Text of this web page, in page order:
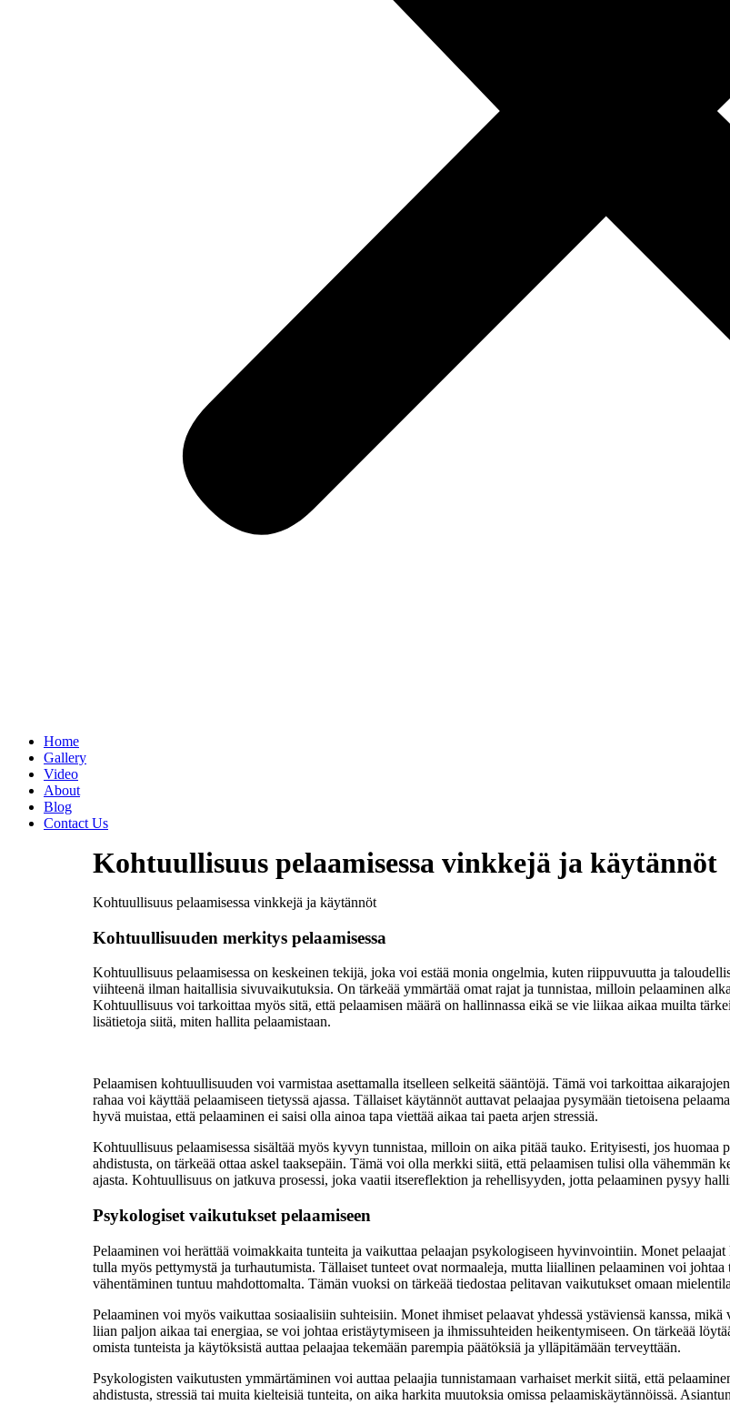
Home
Gallery
Video
About
Blog
Contact Us
Kohtuullisuus pelaamisessa vinkkejä ja käytännöt
Kohtuullisuus pelaamisessa vinkkejä ja käytännöt
Kohtuullisuuden merkitys pelaamisessa
Kohtuullisuus pelaamisessa on keskeinen tekijä, joka voi estää monia ongelmia, kuten riippuvuutta ja
viihteenä ilman haitallisia sivuvaikutuksia. On tärkeää ymmärtää omat rajat ja tunnistaa, milloin pelaaminen
Kohtuullisuus voi tarkoittaa myös sitä, että pelaamisen määrä on hallinnassa eikä se vie liikaa aikaa muilta
lisätietoja siitä, miten hallita pelaamistaan.
Pelaamisen kohtuullisuuden voi varmistaa asettamalla itselleen selkeitä sääntöjä. Tämä voi tarkoittaa
rahaa voi käyttää pelaamiseen tietyssä ajassa. Tällaiset käytännöt auttavat pelaajaa pysymään tietoisena
hyvä muistaa, että pelaaminen ei saisi olla ainoa tapa viettää aikaa tai paeta arjen stressiä.
Kohtuullisuus pelaamisessa sisältää myös kyvyn tunnistaa, milloin on aika pitää tauko. Erityisesti, jos huomaa
ahdistusta, on tärkeää ottaa askel taaksepäin. Tämä voi olla merkki siitä, että pelaamisen tulisi olla vähemmän
ajasta. Kohtuullisuus on jatkuva prosessi, joka vaatii itsereflektion ja rehellisyyden, jotta pelaaminen pysyy
Psykologiset vaikutukset pelaamiseen
Pelaaminen voi herättää voimakkaita tunteita ja vaikuttaa pelaajan psykologiseen hyvinvointiin. Monet
tulla myös pettymystä ja turhautumista. Tällaiset tunteet ovat normaaleja, mutta liiallinen pelaaminen voi
vähentäminen tuntuu mahdottomalta. Tämän vuoksi on tärkeää tiedostaa pelitavan vaikutukset omaan
Pelaaminen voi myös vaikuttaa sosiaalisiin suhteisiin. Monet ihmiset pelaavat yhdessä ystäviensä kanssa,
liian paljon aikaa tai energiaa, se voi johtaa eristäytymiseen ja ihmissuhteiden heikentymiseen. On tärkeää
omista tunteista ja käytöksistä auttaa pelaajaa tekemään parempia päätöksiä ja ylläpitämään terveyttään.
Psykologisten vaikutusten ymmärtäminen voi auttaa pelaajia tunnistamaan varhaiset merkit siitä, että
ahdistusta, stressiä tai muita kielteisiä tunteita, on aika harkita muutoksia omissa pelaamiskäytännöissä.